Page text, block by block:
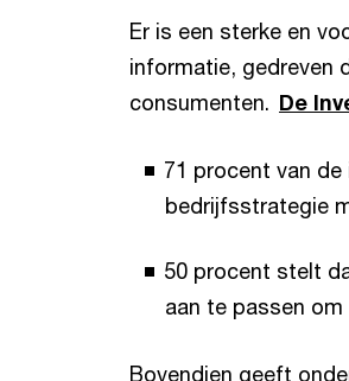
Er is een sterke en
informatie, gedreven
consumenten. De
71 procent van
bedrijfsstrategie
50 procent stelt
aan te passen
Bovendien geeft